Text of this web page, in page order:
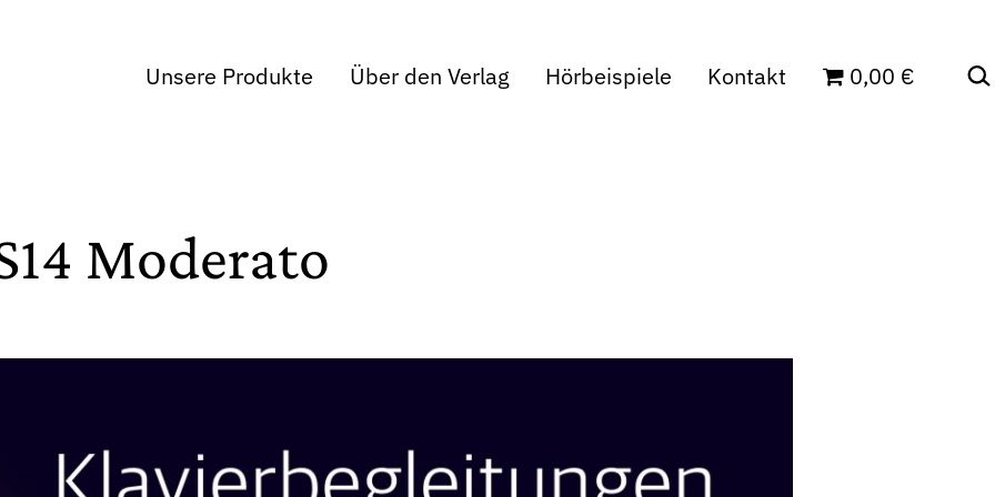
Unsere Produkte Über den Verlag Hörbeispiele Kontakt 0,00 €
Moderato